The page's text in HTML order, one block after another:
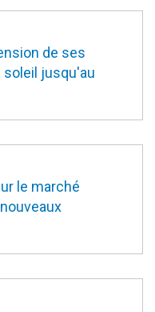
de ses
jusqu'au
le marché